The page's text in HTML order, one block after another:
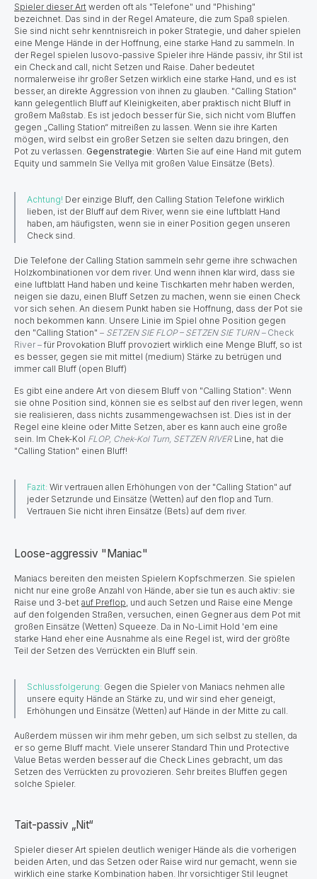
Spieler dieser Art werden oft als "Telefone" und "Phishing"
bezeichnet. Das sind in der Regel Amateure, die zum Spaß spielen.
Sie sind nicht sehr kenntnisreich in poker Strategie, und daher spielen
eine Menge Hände in der Hoffnung, eine starke Hand zu sammeln. In
der Regel spielen lusovo-passive Spieler ihre Hände passiv, ihr Stil ist
ein Check and call, nicht Setzen und Raise. Daher bedeutet
normalerweise ihr großer Setzen wirklich eine starke Hand, und es ist
besser, an direkte Aggression von ihnen zu glauben. "Calling Station"
kann gelegentlich Bluff auf Kleinigkeiten, aber praktisch nicht Bluff in
großem Maßstab. Es ist jedoch besser für Sie, sich nicht vom Bluffen
gegen „Calling Station“ mitreißen zu lassen. Wenn sie ihre Karten
mögen, wird selbst ein großer Setzen sie selten dazu bringen, den
Pot zu verlassen. Gegenstrategie: Warten Sie auf eine Hand mit gutem
Equity und sammeln Sie Vellya mit großen Value Einsätze (Bets).
Achtung! Der einzige Bluff, den Calling Station Telefone wirklich
lieben, ist der Bluff auf dem River, wenn sie eine luftblatt Hand
haben, am häufigsten, wenn sie in einer Position gegen unseren
Check sind.
Die Telefone der Calling Station sammeln sehr gerne ihre schwachen
Holzkombinationen vor dem river. Und wenn ihnen klar wird, dass sie
eine luftblatt Hand haben und keine Tischkarten mehr haben werden,
neigen sie dazu, einen Bluff Setzen zu machen, wenn sie einen Check
vor sich sehen. An diesem Punkt haben sie Hoffnung, dass der Pot sie
noch bekommen kann. Unsere Linie im Spiel ohne Position gegen
den "Calling Station" – SETZEN SIE FLOP – SETZEN SIE TURN –Check
River –für Provokation Bluff provoziert wirklich eine Menge Bluff, so ist
es besser, gegen sie mit mittel (medium) Stärke zu betrügen und
immer call Bluff (open Bluff)
Es gibt eine andere Art von diesem Bluff von "Calling Station": Wenn
sie ohne Position sind, können sie es selbst auf den river legen, wenn
sie realisieren, dass nichts zusammengewachsen ist. Dies ist in der
Regel eine kleine oder Mitte Setzen, aber es kann auch eine große
sein. Im Chek-Kol FLOP, Chek-Kol Turn, SETZEN RIVER Line, hat die
"Calling Station" einen Bluff!
Fazit: Wir vertrauen allen Erhöhungen von der "Calling Station" auf
jeder Setzrunde und Einsätze (Wetten) auf den flop and Turn.
Vertrauen Sie nicht ihren Einsätze (Bets) auf dem river.
Loose-aggressiv "Maniac"
Maniacs bereiten den meisten Spielern Kopfschmerzen. Sie spielen
nicht nur eine große Anzahl von Hände, aber sie tun es auch aktiv: sie
Raise und 3-bet auf Preflop , und auch Setzen und Raise eine Menge
auf den folgenden Straßen, versuchen, einen Gegner aus dem Pot mit
großen Einsätze (Wetten) Squeeze. Da in No-Limit Hold 'em eine
starke Hand eher eine Ausnahme als eine Regel ist, wird der größte
Teil der Setzen des Verrückten ein Bluff sein.
Schlussfolgerung: Gegen die Spieler von Maniacs nehmen alle
unsere equity Hände an Stärke zu, und wir sind eher geneigt,
Erhöhungen und Einsätze (Wetten) auf Hände in der Mitte zu call.
Außerdem müssen wir ihm mehr geben, um sich selbst zu stellen, da
er so gerne Bluff macht. Viele unserer Standard Thin und Protective
Value Betas werden besser auf die Check Lines gebracht, um das
Setzen des Verrückten zu provozieren. Sehr breites Bluffen gegen
solche Spieler.
Tait-passiv „Nit“
Spieler dieser Art spielen deutlich weniger Hände als die vorherigen
beiden Arten, und das Setzen oder Raise wird nur gemacht, wenn sie
wirklich eine starke Kombination haben. Ihr vorsichtiger Stil leugnet